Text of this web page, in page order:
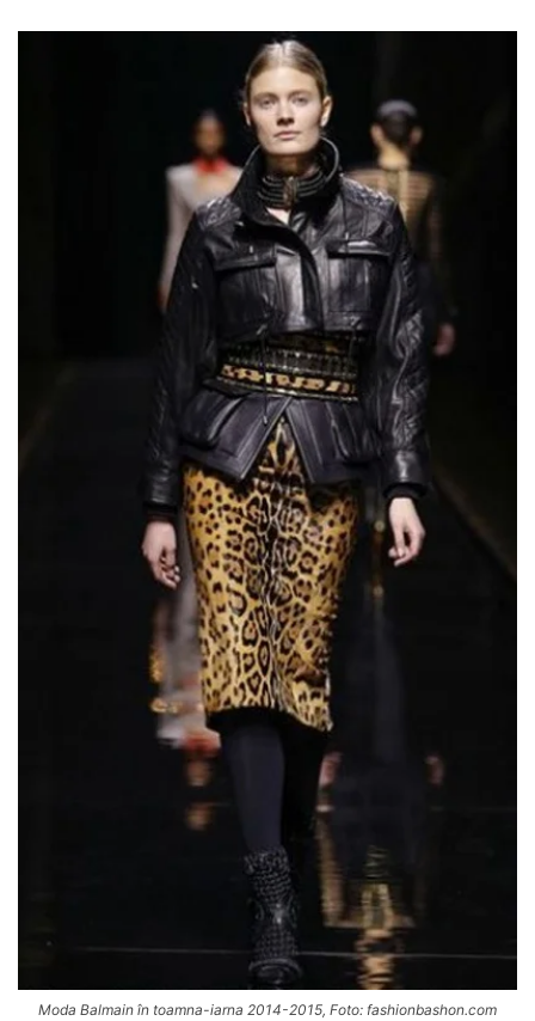
Moda Balmain în toamna-iarna 2014-2015, Foto: fashionbashon.com